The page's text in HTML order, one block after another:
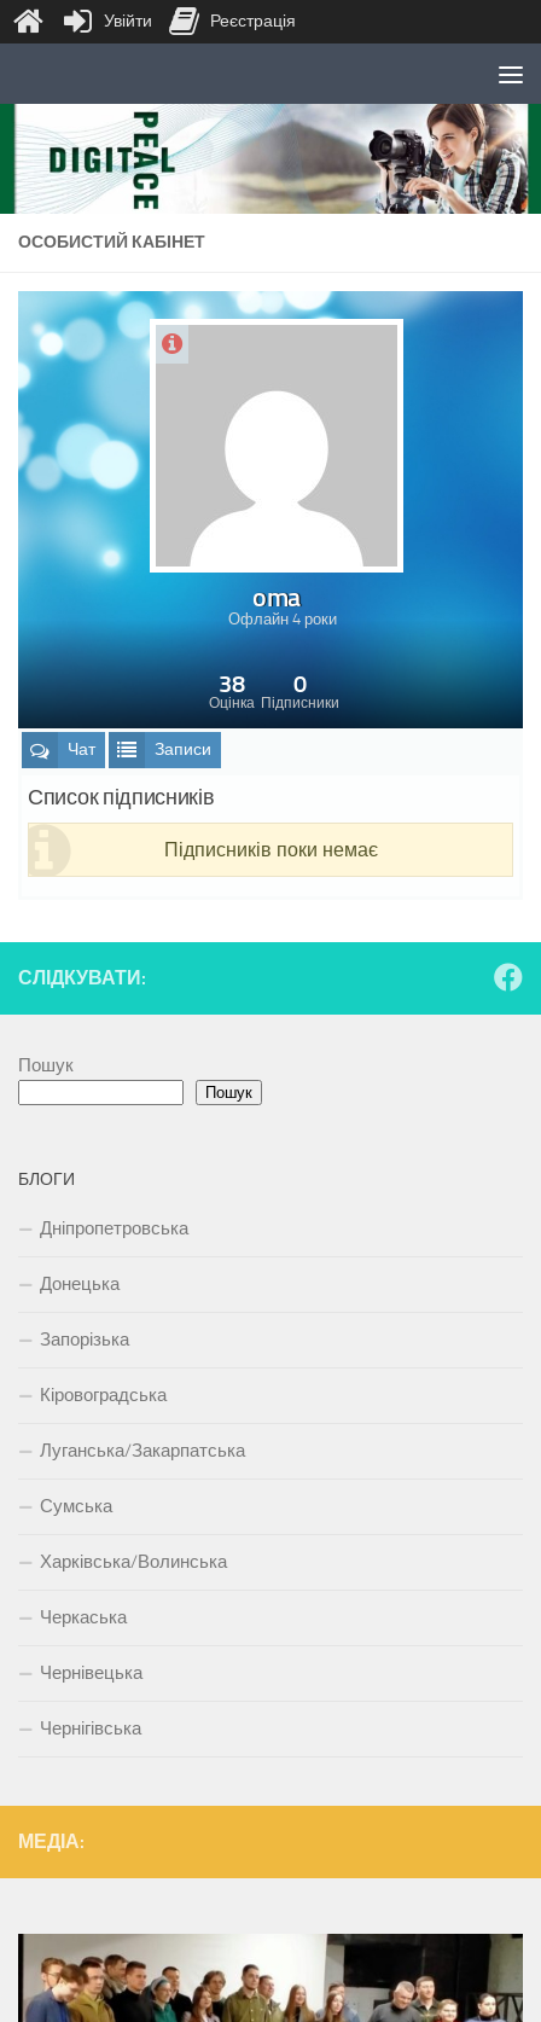
Skip to content
ОСОБИСТИЙ КАБІНЕТ
oma
Офлайн 4 роки
Оцінка
38
Підписники
0
Чат Записи
Список підписників
Підписників поки немає
СЛІДКУВАТИ:
Пошук
Пошук
БЛОГИ
Дніпропетровська
Донецька
Запорізька
Кіровоградська
Луганська/Закарпатська
Сумська
Харківська/Волинська
Черкаська
Чернівецька
Чернігівська
МЕДІА:
Увійти Реєстрація